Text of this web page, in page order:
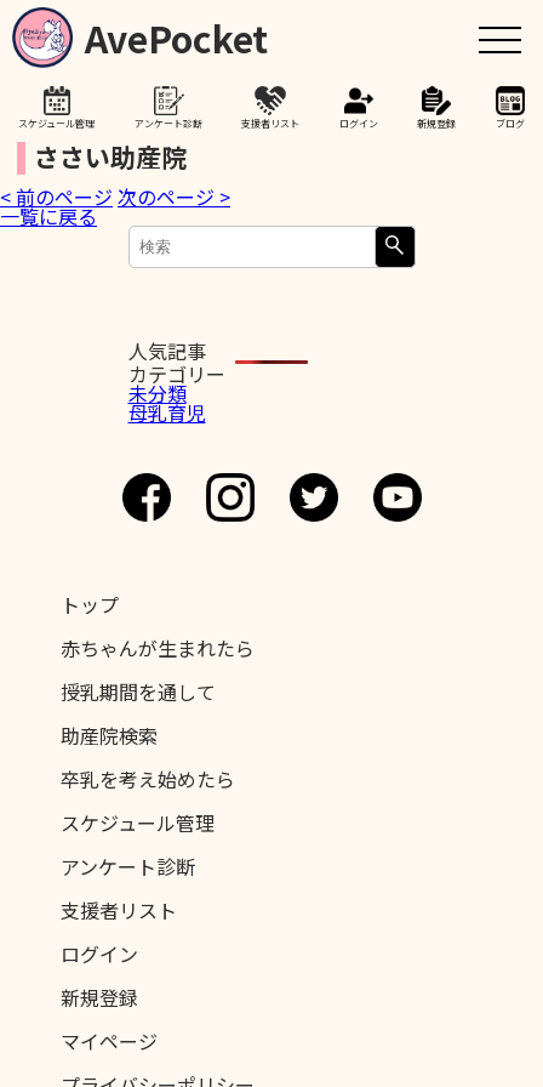
AvePocket
スケジュール管理 アンケート診断 支援者リスト ログイン 新規登録 ブログ
トップ
赤ちゃんが生まれたら
授乳期間を通して
助産院検索
卒乳を考え始めたら
ささい助産院
< 前のページ 次のページ >
一覧に戻る
人気記事
カテゴリー
未分類
母乳育児
トップ
赤ちゃんが生まれたら
授乳期間を通して
助産院検索
卒乳を考え始めたら
スケジュール管理
アンケート診断
支援者リスト
ログイン
新規登録
マイページ